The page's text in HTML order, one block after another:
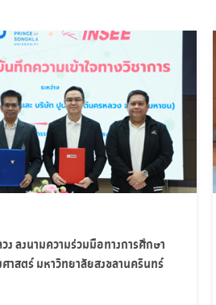
ลงนามความร่วมมือทางการศึกษา
าสตร์ มหาวิทยาลัยสงขลานครินทร์